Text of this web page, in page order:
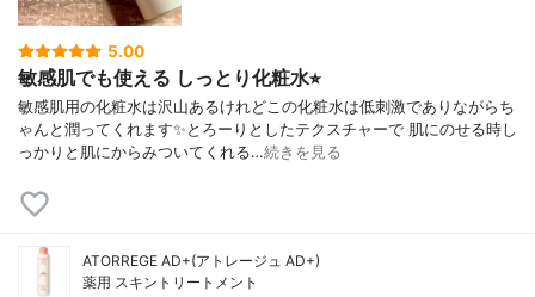
5.00
敏感肌でも使える しっとり化粧水⭐︎
敏感肌用の化粧水は沢山あるけれどこの化粧水は低刺激でありながらち
ゃんと潤ってくれます✨とろーりとしたテクスチャーで 肌にのせる時し
っかりと肌にからみついてくれる…続きを見る
ATORREGE AD+(アトレージュ AD+)
薬用 スキントリートメント